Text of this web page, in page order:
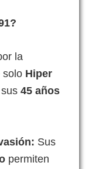
la
solo Hiper
sus45 años
Sus
permiten